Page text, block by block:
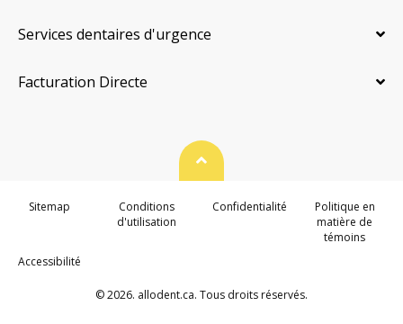
Services dentaires d'urgence
Facturation Directe
© 2026. allodent.ca. Tous droits réservés.
Haut de page
Sitemap
Conditions
d'utilisation
Confidentialité
Politique en
matière de
témoins
Accessibilité